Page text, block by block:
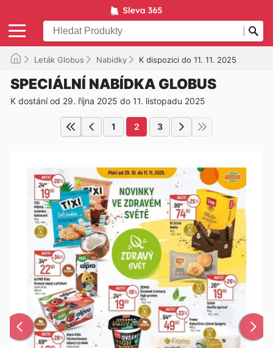
Leták Globus Nabídky K dispozici do 11. 11. 2025
SPECIÁLNÍ NABÍDKA GLOBUS
K dostání od 29. října 2025 do 11. listopadu 2025
1 2 3